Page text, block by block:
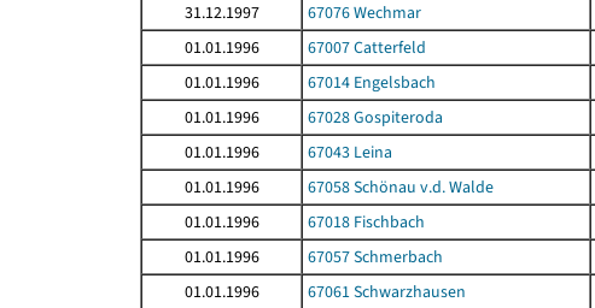
31.12.1997
67076 Wechmar
01.01.1996
67007 Catterfeld
01.01.1996
67014 Engelsbach
01.01.1996
67028 Gospiteroda
01.01.1996
67043 Leina
01.01.1996
67058 Schönau v.d. Walde
01.01.1996
67018 Fischbach
01.01.1996
67057 Schmerbach
01.01.1996
67061 Schwarzhausen